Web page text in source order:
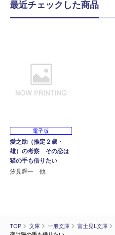
TOP 文庫 一般文庫 富士見L文庫
最近チェックした商品
電子版
愛之助（推定２歳・
雄）の考察 その恋は
猫の手も借りたい
汐見舜一 他